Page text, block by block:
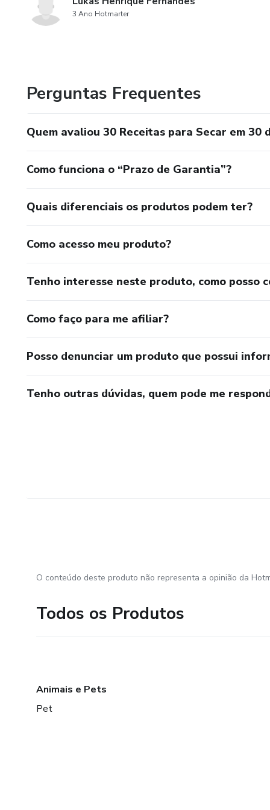
3 Ano Hotmarter
Perguntas Frequentes
Quem avaliou 30 Receitas para Secar em 30
Como funciona o “Prazo de Garantia”?
Quais diferenciais os produtos podem ter?
Como acesso meu produto?
Tenho interesse neste produto, como posso
Como faço para me afiliar?
Posso denunciar um produto que possui
Tenho outras dúvidas, quem pode me
O conteúdo deste produto não representa a opinião da
Todos os Produtos
Animais e Pets
Pet